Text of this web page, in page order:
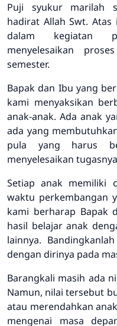
Puji syukur marilah
hadirat Allah Swt.
dalam kegiatan
menyelesaikan
semester.
Bapak dan Ibu yang
kami menyaksikan
anak-anak. Ada anak
ada yang
pula yang harus
menyelesaikan
Setiap anak memiliki
waktu perkembangan
kami berharap Bapak
hasil belajar anak
lainnya.
dengan dirinya pada
Barangkali masih ada
Namun, nilai tersebut
atau merendahkan
mengenai masa